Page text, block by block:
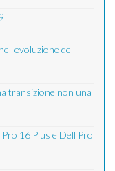
del
transizione non una
16 Plus e Dell Pro